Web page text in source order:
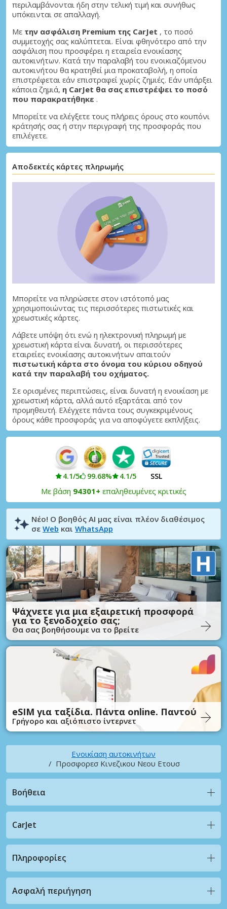
περιλαμβάνονται ήδη στην τελική τιμή και συνήθως
υπόκεινται σε απαλλαγή.
Με την ασφάλιση Premium της CarJet , το ποσό
συμμετοχής σας καλύπτεται. Είναι φθηνότερο από την
ασφάλιση που προσφέρει η εταιρεία ενοικίασης
αυτοκινήτων. Κατά την παραλαβή του ενοικιαζόμενου
αυτοκινήτου θα κρατηθεί μια προκαταβολή, η οποία
επιστρέφεται εάν επιστραφεί χωρίς ζημιές. Εάν υπάρξει
κάποια ζημιά, η CarJet θα σας επιστρέψει το ποσό
που παρακρατήθηκε .
Μπορείτε να ελέγξετε τους πλήρεις όρους στο κουπόνι
κράτησής σας ή στην περιγραφή της προσφοράς που
επιλέγετε.
Αποδεκτές κάρτες πληρωμής
Μπορείτε να πληρώσετε στον ιστότοπό μας
χρησιμοποιώντας τις περισσότερες πιστωτικές και
χρεωστικές κάρτες.
Λάβετε υπόψη ότι ενώ η ηλεκτρονική πληρωμή με
χρεωστική κάρτα είναι δυνατή, οι περισσότερες
εταιρείες ενοικίασης αυτοκινήτων απαιτούν
πιστωτική κάρτα στο όνομα του κύριου οδηγού
κατά την παραλαβή του οχήματος.
Σε ορισμένες περιπτώσεις, είναι δυνατή η ενοικίαση με
χρεωστική κάρτα, αλλά αυτό εξαρτάται από τον
προμηθευτή. Ελέγχετε πάντα τους συγκεκριμένους
όρους κάθε προσφοράς για να αποφύγετε εκπλήξεις.
4.1/5 99.68% 4.1/5 SSL
Με βάση 94301+ επαληθευμένες κριτικές
Νέο! Ο βοηθός AI μας είναι πλέον διαθέσιμος
σε Web και WhatsApp
Ψάχνετε για μια εξαιρετική προσφορά
για το ξενοδοχείο σας;
Θα σας βοηθήσουμε να το βρείτε
eSIM για ταξίδια. Πάντα online. Παντού
Γρήγορο και αξιόπιστο ίντερνετ
Ενοικίαση αυτοκινήτων
Προσφορεσ Κινεζικου Νεου Ετουσ
Βοήθεια
CarJet
Πληροφορίες
Ασφαλή περιήγηση